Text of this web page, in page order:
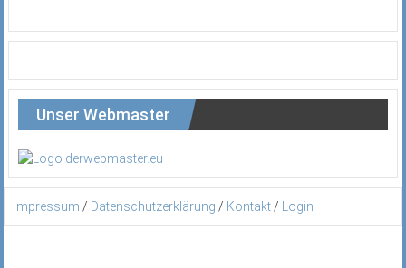
Unser Webmaster
Impressum / Datenschutzerklärung / Kontakt / Login